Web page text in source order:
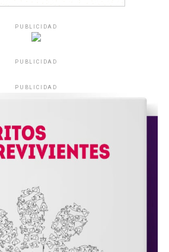
PUBLICIDAD
PUBLICIDAD
PUBLICIDAD